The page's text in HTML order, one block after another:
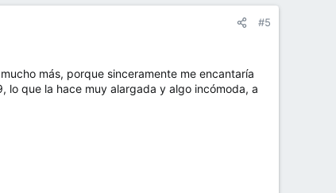
#5
más, porque sinceramente me encantaría
lo que la hace muy alargada y algo incómoda, a